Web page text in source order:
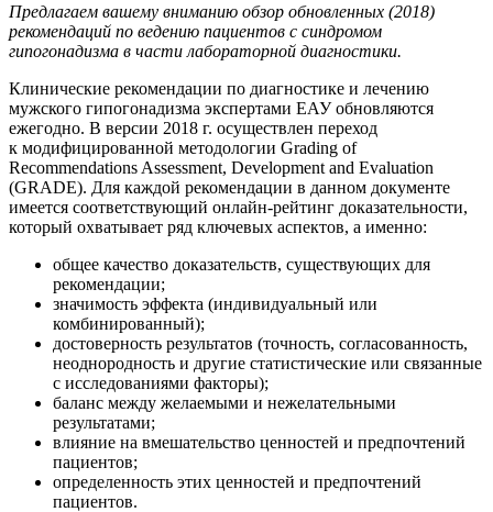
Предлагаем вашему вниманию обзор обнов­ленных (2018)
рекомендаций по ведению пациентов с синдромом
гипогонадизма в части лабораторной диагностики.
Клинические рекомендации по диагностике и лечению
мужского гипогонадизма экспертами ЕАУ обновляются
ежегодно. В версии 2018 г. осуществлен переход
к модифицированной методологии Grading of
Recommendations Assessment, Development and Evaluation
(GRADE). Для каждой рекомендации в данном документе
имеется соответствующий онлайн-рейтинг доказательности,
который охватывает ряд ключевых аспектов, а именно:
общее качество доказательств, существующих для
рекомендации;
значимость эффекта (индивидуальный или
комбинированный);
достоверность результатов (точность, согласованность,
неоднородность и другие статистические или связанные
с исследованиями факторы);
баланс между желаемыми и нежелательными
результатами;
влияние на вмешательство ценностей и предпочтений
пациентов;
определенность этих ценностей и предпочтений
пациентов.